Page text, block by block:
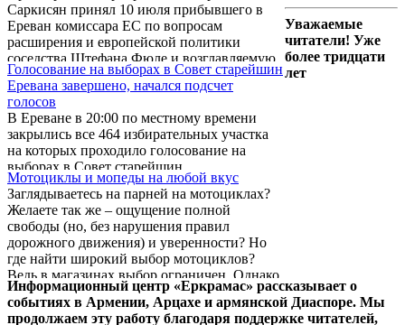
Саркисян принял 10 июля прибывшего в
Ереван комиссара ЕС по вопросам
расширения и европейской политики
соседства Штефана Фюле и возглавляемую
им делегацию.
Голосование на выборах в Совет старейшин
Еревана завершено, начался подсчет
голосов
В Ереване в 20:00 по местному времени
закрылись все 464 избирательных участка
на которых проходило голосование на
выборах в Совет старейшин
Мотоциклы и мопеды на любой вкус
Заглядываетесь на парней на мотоциклах?
Желаете так же – ощущение полной
свободы (но, без нарушения правил
дорожного движения) и уверенности? Но
где найти широкий выбор мотоциклов?
Ведь в магазинах выбор ограничен. Однако
есть сайт «Из рук в руки», на котором
представлены мотоциклы в широком
Уважаемые
читатели! Уже
более тридцати
лет
Информационный центр «Еркрамас» рассказывает о
событиях в Армении, Арцахе и армянской Диаспоре. Мы
продолжаем эту работу благодаря поддержке читателей,